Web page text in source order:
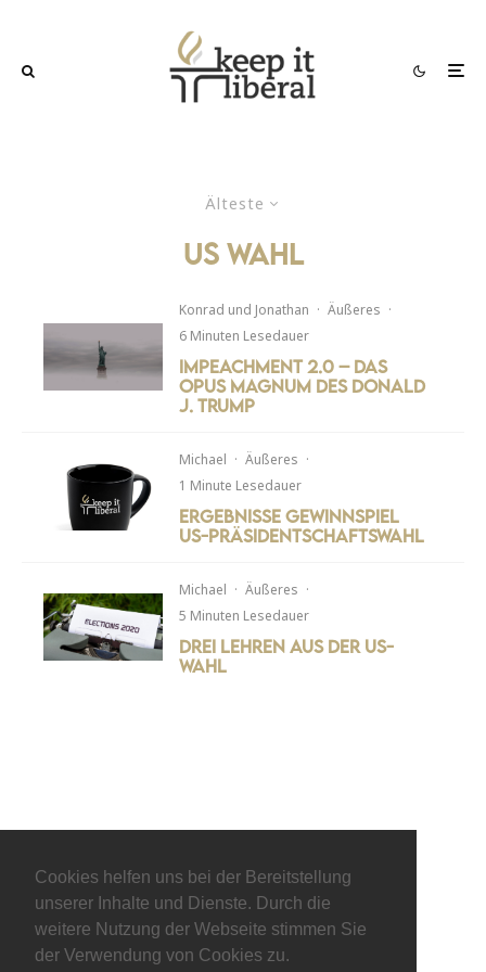
Cookies helfen uns bei der Bereitstellung
unserer Inhalte und Dienste. Durch die
weitere Nutzung der Webseite stimmen Sie
der Verwendung von Cookies zu.
Älteste
us wahl
Konrad und Jonathan · Äußeres ·
6 Minuten Lesedauer
Impeachment 2.0 – Das
Opus Magnum des Donald
J. Trump
Michael · Äußeres ·
1 Minute Lesedauer
Ergebnisse Gewinnspiel
US-Präsidentschaftswahl
Michael · Äußeres ·
5 Minuten Lesedauer
Drei Lehren aus der US-
Wahl